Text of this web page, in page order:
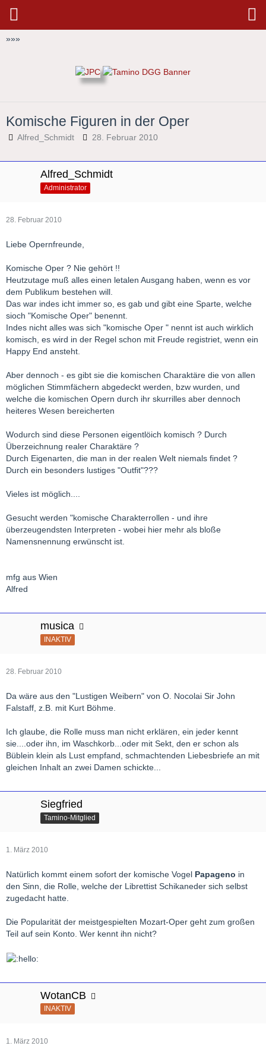
»»»
Komische Figuren in der Oper
Alfred_Schmidt 28. Februar 2010
Alfred_Schmidt
Administrator
28. Februar 2010
Liebe Opernfreunde,
Komische Oper ? Nie gehört !!
Heutzutage muß alles einen letalen Ausgang haben, wenn es vor
dem Publikum bestehen will.
Das war indes icht immer so, es gab und gibt eine Sparte, welche
sioch "Komische Oper" benennt.
Indes nicht alles was sich "komische Oper " nennt ist auch wirklich
komisch, es wird in der Regel schon mit Freude registriet, wenn ein
Happy End ansteht.
Aber dennoch - es gibt sie die komischen Charaktäre die von allen
möglichen Stimmfächern abgedeckt werden, bzw wurden, und
welche die komischen Opern durch ihr skurrilles aber dennoch
heiteres Wesen bereicherten
Wodurch sind diese Personen eigentlöich komisch ? Durch
Überzeichnung realer Charaktäre ?
Durch Eigenarten, die man in der realen Welt niemals findet ?
Durch ein besonders lustiges "Outfit"???
Vieles ist möglich....
Gesucht werden "komische Charakterrollen - und ihre
überzeugendsten Interpreten - wobei hier mehr als bloße
Namensnennung erwünscht ist.
mfg aus Wien
Alfred
musica
INAKTIV
28. Februar 2010
Da wäre aus den "Lustigen Weibern" von O. Nocolai Sir John
Falstaff, z.B. mit Kurt Böhme.
Ich glaube, die Rolle muss man nicht erklären, ein jeder kennt
sie....oder ihn, im Waschkorb...oder mit Sekt, den er schon als
Büblein klein als Lust empfand, schmachtenden Liebesbriefe an mit
gleichen Inhalt an zwei Damen schickte...
Siegfried
Tamino-Mitglied
1. März 2010
Natürlich kommt einem sofort der komische Vogel Papageno in
den Sinn, die Rolle, welche der Librettist Schikaneder sich selbst
zugedacht hatte.
Die Popularität der meistgespielten Mozart-Oper geht zum großen
Teil auf sein Konto. Wer kennt ihn nicht?
WotanCB
INAKTIV
1. März 2010